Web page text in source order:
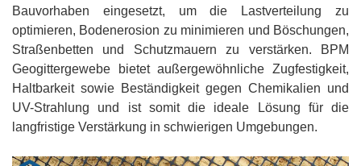
Bauvorhaben eingesetzt, um die Lastverteilung zu
optimieren, Bodenerosion zu minimieren und Böschungen,
Straßenbetten und Schutzmauern zu verstärken. BPM
Geogittergewebe bietet außergewöhnliche Zugfestigkeit,
Haltbarkeit sowie Beständigkeit gegen Chemikalien und
UV-Strahlung und ist somit die ideale Lösung für die
langfristige Verstärkung in schwierigen Umgebungen.